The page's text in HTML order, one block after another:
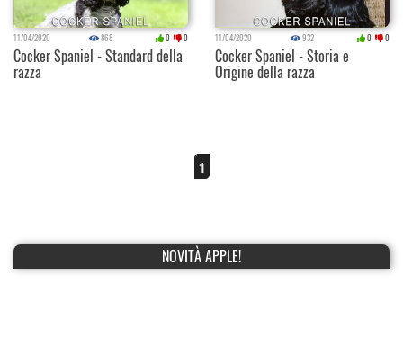
11/04/2020 868 0 0
Cocker Spaniel - Standard della
razza
11/04/2020 932 0 0
Cocker Spaniel - Storia e
Origine della razza
1
NOVITÀ APPLE!